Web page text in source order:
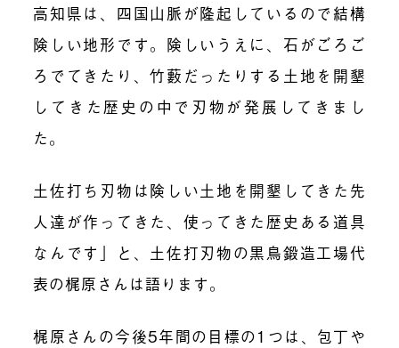
高知県は、四国山脈が隆起しているので結構
険しい地形です。険しいうえに、石がごろご
ろでてきたり、竹藪だったりする土地を開墾
してきた歴史の中で刃物が発展してきまし
た。
土佐打ち刃物は険しい土地を開墾してきた先
人達が作ってきた、使ってきた歴史ある道具
なんです」と、土佐打刃物の黒鳥鍛造工場代
表の梶原さんは語ります。
梶原さんの今後5年間の目標の1つは、包丁や